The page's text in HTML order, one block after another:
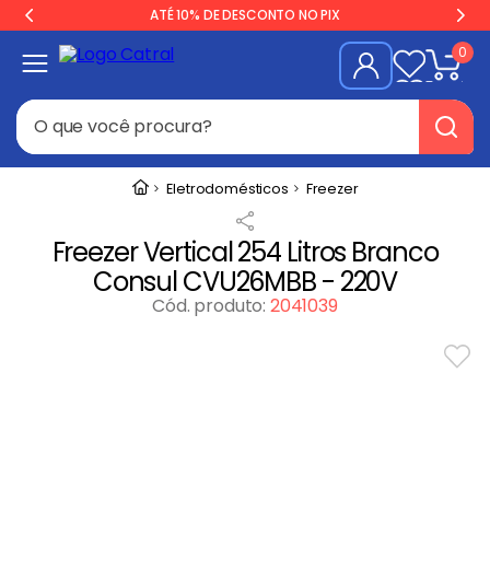
ATÉ 10% DE DESCONTO NO PIX
0
O que você procura?
Eletrodomésticos Freezer
Freezer Vertical 254 Litros Branco
Consul CVU26MBB - 220V
Cód. produto: 2041039
Termos mais buscados
º Geladeira
Balança